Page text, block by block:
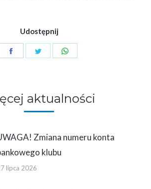
Udostępnij
aktualności
Zmiana numeru konta
klubu
lipca 2026